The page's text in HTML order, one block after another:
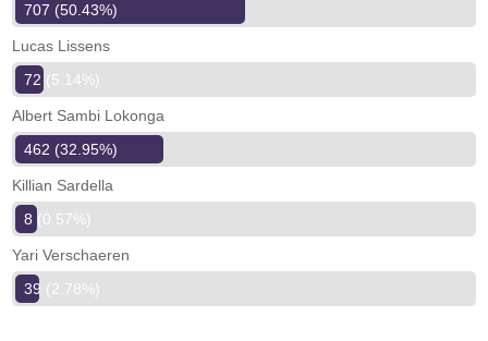
707 (50.43%)
Lucas Lissens
72 (5.14%)
Albert Sambi Lokonga
462 (32.95%)
Killian Sardella
8 (0.57%)
Yari Verschaeren
39 (2.78%)